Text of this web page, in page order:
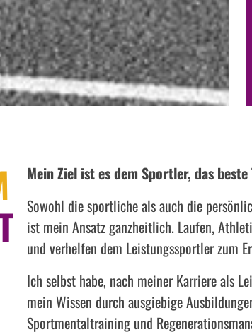
Mein Ziel ist es dem Sportler, das
Sowohl die sportliche als auch die
ist mein Ansatz ganzheitlich. Laufen,
und verhelfen dem Leistungssportler zum
Ich selbst habe, nach meiner Karriere als
mein Wissen durch ausgiebige
Sportmentaltraining und